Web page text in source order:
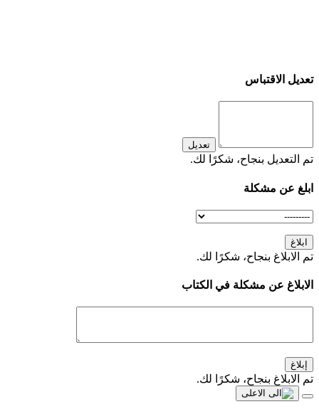
تعديل الاقتباس
تعديل
تم التعديل بنجاح، شكرًا لك.
ابلغ عن مشكلة
ابلاغ
تم الابلاغ بنجاح، شكرًا لك.
الابلاغ عن مشكلة في الكتاب
إبلاغ
تم الابلاغ بنجاح، شكرًا لك.